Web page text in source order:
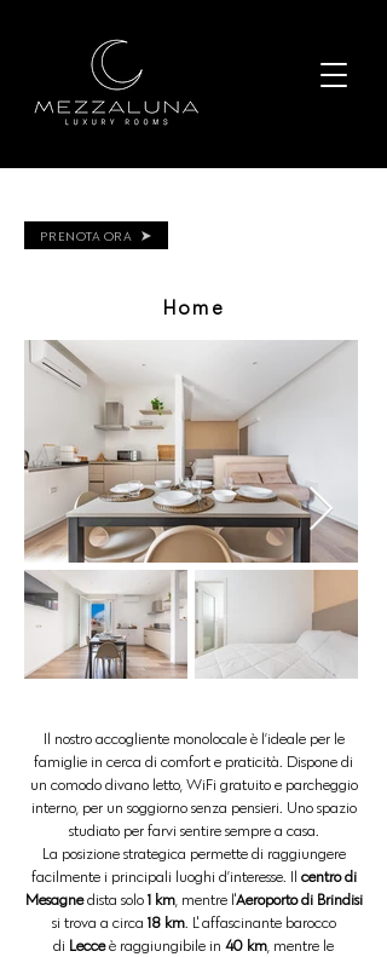
PRENOTA ORA
Home
Il nostro accogliente monolocale è l’ideale per le
famiglie in cerca di comfort e praticità. Dispone di
un comodo divano letto, WiFi gratuito e parcheggio
interno, per un soggiorno senza pensieri. Uno spazio
studiato per farvi sentire sempre a casa.
La posizione strategica permette di raggiungere
facilmente i principali luoghi d’interesse. Il centro di
Mesagnedista solo1 km, mentre l'Aeroporto di Brindisi
si trova a circa18 km. L' affascinante barocco
di Lecceè raggiungibile in 40 km , mentre le